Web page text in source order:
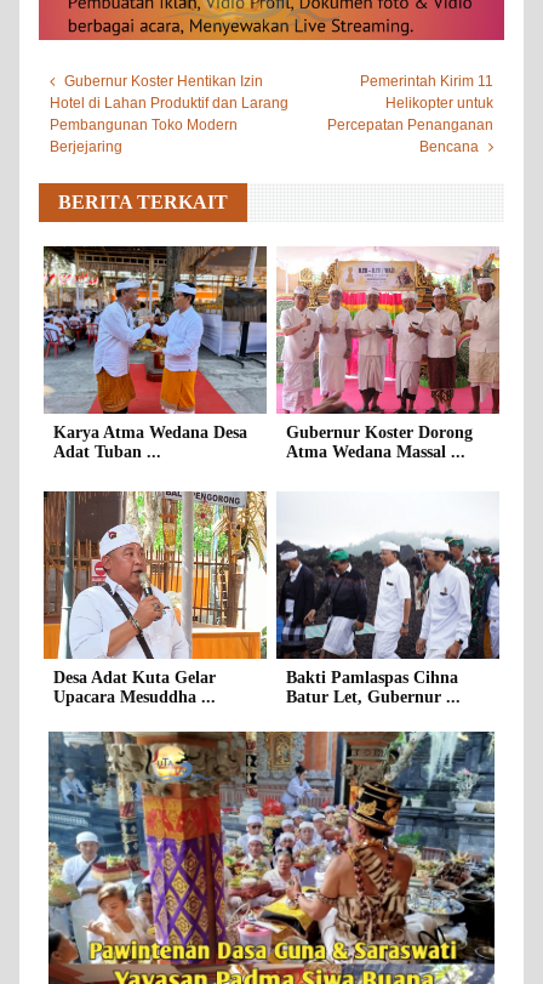
Gubernur Koster Hentikan Izin
Hotel di Lahan Produktif dan Larang
Pembangunan Toko Modern
Berjejaring
Pemerintah Kirim 11
Helikopter untuk
Percepatan Penanganan
Bencana
BERITA TERKAIT
Karya Atma Wedana Desa
Adat Tuban ...
Gubernur Koster Dorong
Atma Wedana Massal ...
Desa Adat Kuta Gelar
Upacara Mesuddha ...
Bakti Pamlaspas Cihna
Batur Let, Gubernur ...